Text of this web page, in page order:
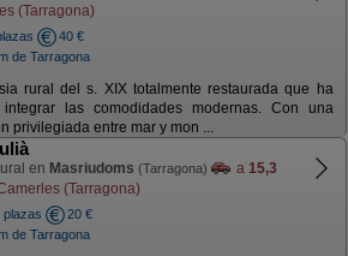
(Tarragona)
40 €
de Tarragona
rural del s. XIX totalmente restaurada que ha
las comodidades modernas. Con una
privilegiada entre mar y mon ...
en Masriudoms (Tarragona) a 15,3
(Tarragona)
plazas
20 €
de Tarragona